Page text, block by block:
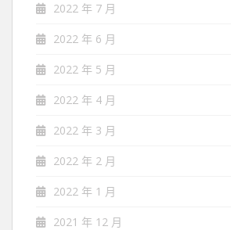
2022 年 7 月
2022 年 6 月
2022 年 5 月
2022 年 4 月
2022 年 3 月
2022 年 2 月
2022 年 1 月
2021 年 12 月